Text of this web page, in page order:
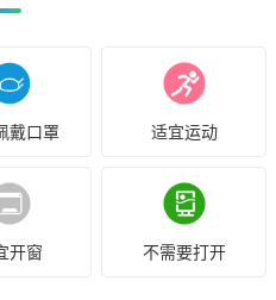
戴口罩 适宜运动
开窗 不需要打开